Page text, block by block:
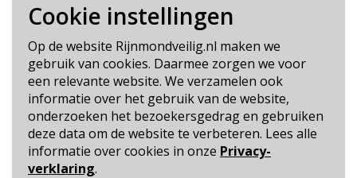
Cookie instellingen
Op de website Rijnmondveilig.nl maken we
gebruik van cookies. Daarmee zorgen we voor
een relevante website. We verzamelen ook
informatie over het gebruik van de website,
onderzoeken het bezoekersgedrag en gebruiken
deze data om de website te verbeteren. Lees alle
informatie over cookies in onze Privacy-
verklaring.
Blijf op de hoogte
Cookie- en Privacybeleid
Toegankelijkheid
Dit is een website van:Veiligheidsregio Rotterdam-
Rijnmond